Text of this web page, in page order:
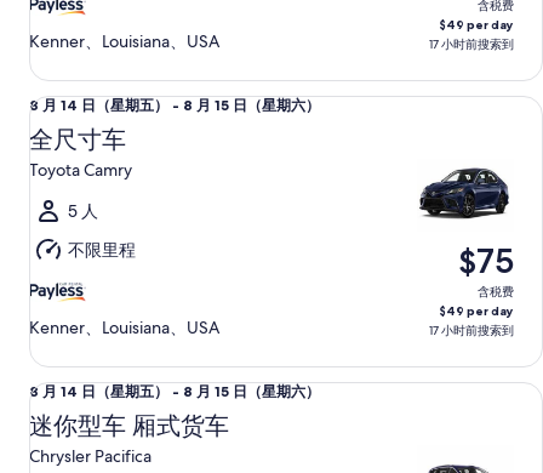
至
8
15
日
（星
期
Kenner、Louisiana、USA
含税费
$49 per day
17 小时前搜索到
8
月
14
（星
期
五）
至
8
15
日
（星
期
8 月 14 日（星期五） - 8 月 15 日（星期六）
全尺寸车
Toyota Camry
5 人
不限里程
Kenner、Louisiana、USA
$75
含税费
$49 per day
17 小时前搜索到
全尺寸车 Toyota Camry
8
月
14
8 月 14 日（星期五） - 8 月 15 日（星期六）
迷你型车 厢式货车
Chrysler Pacifica
迷你型车 厢式货车 Chrysler Pacifica